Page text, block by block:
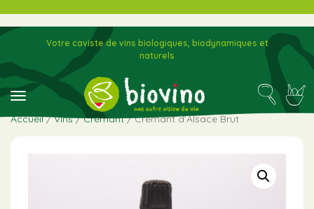
toggle navigation
Votre caviste de vins biologiques, biodynamiques et
naturels
Accueil/Vins/Crémant/ Crémant d’Alsace Brut